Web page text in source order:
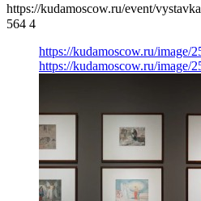
https://kudamoscow.ru/event/
564 4
https://kudamoscow.ru/image/
https://kudamoscow.ru/image/